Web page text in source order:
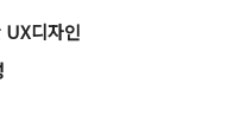
UX디자인